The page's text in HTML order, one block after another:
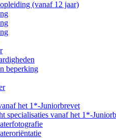
(vanaf 12 jaar)
beperking
het 1*-Juniorbrevet
specialisaties vanaf het 1*-